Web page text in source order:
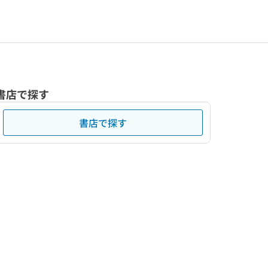
店で探す
書店で探す